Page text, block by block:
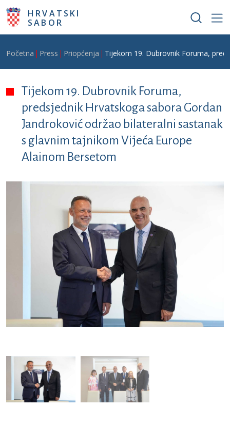
Skoči na glavni sadržaj
HRVATSKI
SABOR
Breadcrumb
Početna Press Priopćenja Tijekom 19. Dubrovnik Foruma,
Tijekom 19. Dubrovnik Foruma,
predsjednik Hrvatskoga sabora Gordan
Jandroković održao bilateralni sastanak
s glavnim tajnikom Vijeća Europe
Alainom Bersetom